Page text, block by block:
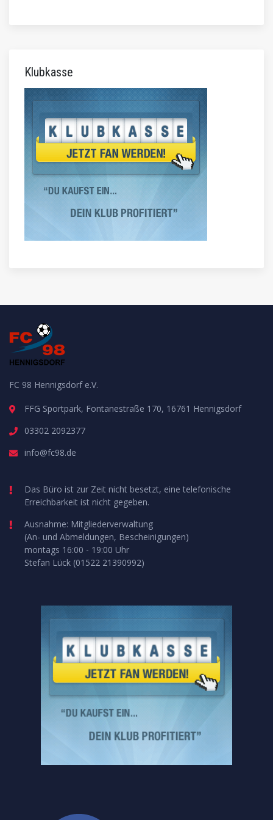
Klubkasse
FC 98 Hennigsdorf e.V.
FFG Sportpark, Fontanestraße 170, 16761 Hennigsdorf
03302 2092377
info@fc98.de
Das Büro ist zur Zeit nicht besetzt, eine telefonische
Erreichbarkeit ist nicht gegeben.
Ausnahme: Mitgliederverwaltung
(An- und Abmeldungen, Bescheinigungen)
montags 16:00 - 19:00 Uhr
Stefan Lück (01522 21390992)